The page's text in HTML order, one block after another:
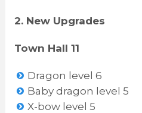
2. New Upgrades
Town Hall 11
Dragon level 6
Baby dragon level 5
X-bow level 5